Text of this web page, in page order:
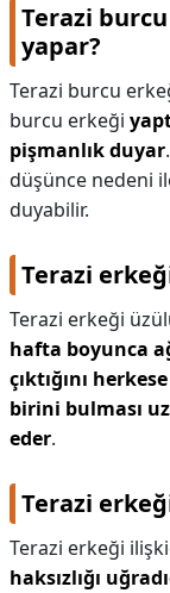
Terazi
yapar?
Terazi burcu
burcu erkeği
pişmanlık duyar
düşünce nedeni
duyabilir.
Terazi
Terazi erkeği
hafta boyunca
çıktığını
birini bulması
eder.
Terazi
Terazi erkeği
haksızlığı